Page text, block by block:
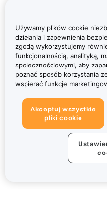
Używamy plików cookie
działania i zapewnienia
zgodą wykorzystujemy
funkcjonalnością, analityką,
społecznościowymi, aby
poznać sposób korzystania
wspierać funkcje
Akceptuj wszystkie
pliki cookie